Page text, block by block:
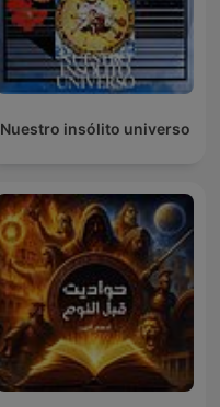
Nuestro insólito universo